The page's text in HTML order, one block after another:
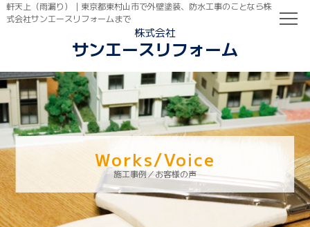
軒天上（雨漏り）｜東京都東村山市で外壁塗装、防水工事のことなら株
式会社サンエースリフォームまで
株式会社
サンエースリフォーム
初めての方へ
ご依頼の流れ
Works/Voice
施工事例／お客様の声